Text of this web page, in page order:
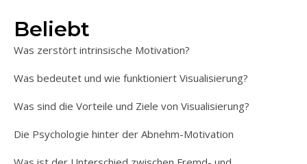
Beliebt
Was zerstört intrinsische Motivation?
Was bedeutet und wie funktioniert Visualisierung?
Was sind die Vorteile und Ziele von Visualisierung?
Die Psychologie hinter der Abnehm-Motivation